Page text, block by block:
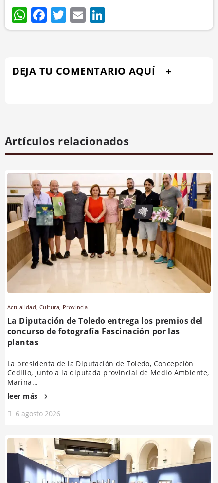
WhatsApp
Facebook
Twitter
Email
DEJA TU COMENTARIO AQUÍ
Artículos relacionados
Actualidad,Cultura, Provincia
La Diputación de Toledo entrega los premios del
concurso de fotografía Fascinación por las
plantas
La presidenta de la Diputación de Toledo, Concepción
Cedillo, junto a la diputada provincial de Medio Ambiente,
Marina...
leer más
6 agosto 2026